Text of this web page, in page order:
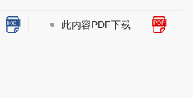
此内容PDF下载